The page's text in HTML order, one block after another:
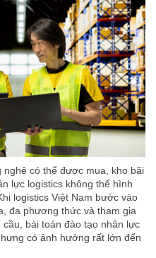
có thể được mua, kho bãi
lực logistics không thể hình
logistics Việt Nam bước vào
đa phương thức và tham gia
bài toán đào tạo nhân lực
có ảnh hưởng rất lớn đến